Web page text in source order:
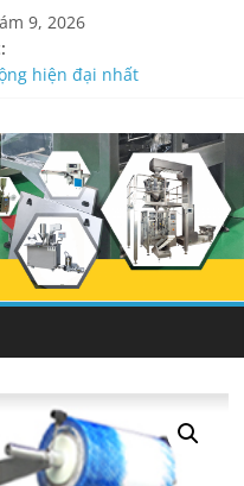
9, 2026
hiện đại nhất
độ chính xác cao
mâm xoay cấp liệu
có tem chỉ